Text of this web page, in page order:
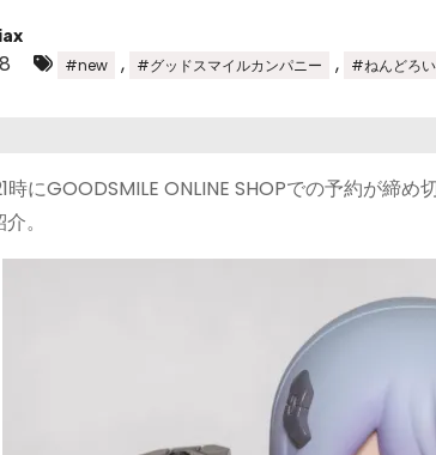
#new , #グッドスマイルカンパニー , #ねんどろ
時にGOODSMILE ONLINE SHOPでの予約が締
。